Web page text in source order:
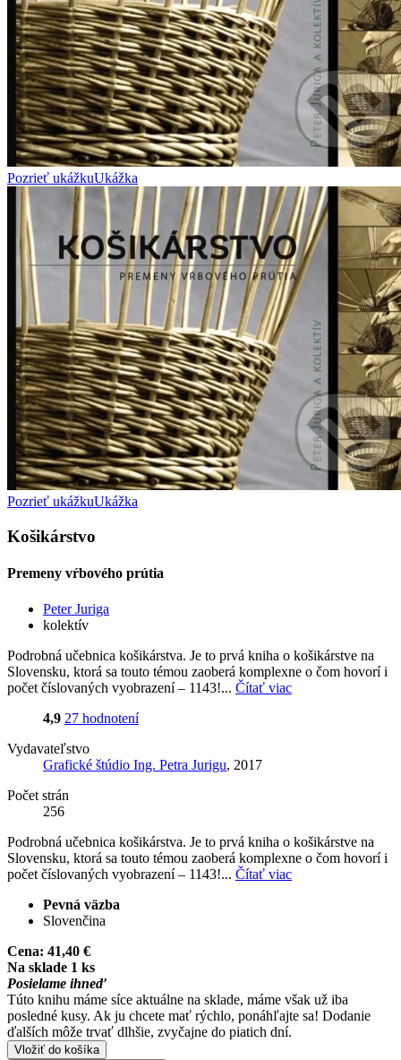
Pozrieť ukážkuUkážka
Pozrieť ukážkuUkážka
Košikárstvo
Premeny vŕbového prútia
Peter Juriga
kolektív
Podrobná učebnica košikárstva. Je to prvá kniha o košikárstve na
Slovensku, ktorá sa touto témou zaoberá komplexne o čom hovorí i
počet číslovaných vyobrazení – 1143!... Čítať viac
4,9 27 hodnotení
Vydavateľstvo
Grafické štúdio Ing. Petra Jurigu, 2017
Počet strán
256
Podrobná učebnica košikárstva. Je to prvá kniha o košikárstve na
Slovensku, ktorá sa touto témou zaoberá komplexne o čom hovorí i
počet číslovaných vyobrazení – 1143!... Čítať viac
Pevná väzba
Slovenčina
Cena: 41,40 €
Na sklade 1 ks
Posielame ihneď
Túto knihu máme síce aktuálne na sklade, máme však už iba
posledné kusy. Ak ju chcete mať rýchlo, ponáhľajte sa! Dodanie
ďalších môže trvať dlhšie, zvyčajne do piatich dní.
Vložiť do košíka